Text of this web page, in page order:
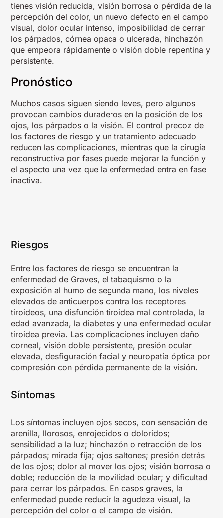
tienes visión reducida, visión borrosa o pérdida de la
percepción del color, un nuevo defecto en el campo
visual, dolor ocular intenso, imposibilidad de cerrar
los párpados, córnea opaca o ulcerada, hinchazón
que empeora rápidamente o visión doble repentina y
persistente.
Pronóstico
Muchos casos siguen siendo leves, pero algunos
provocan cambios duraderos en la posición de los
ojos, los párpados o la visión. El control precoz de
los factores de riesgo y un tratamiento adecuado
reducen las complicaciones, mientras que la cirugía
reconstructiva por fases puede mejorar la función y
el aspecto una vez que la enfermedad entra en fase
inactiva.
Riesgos
Entre los factores de riesgo se encuentran la
enfermedad de Graves, el tabaquismo o la
exposición al humo de segunda mano, los niveles
elevados de anticuerpos contra los receptores
tiroideos, una disfunción tiroidea mal controlada, la
edad avanzada, la diabetes y una enfermedad ocular
tiroidea previa. Las complicaciones incluyen daño
corneal, visión doble persistente, presión ocular
elevada, desfiguración facial y neuropatía óptica por
compresión con pérdida permanente de la visión.
Síntomas
Los síntomas incluyen ojos secos, con sensación de
arenilla, llorosos, enrojecidos o doloridos;
sensibilidad a la luz; hinchazón o retracción de los
párpados; mirada fija; ojos saltones; presión detrás
de los ojos; dolor al mover los ojos; visión borrosa o
doble; reducción de la movilidad ocular; y dificultad
para cerrar los párpados. En casos graves, la
enfermedad puede reducir la agudeza visual, la
percepción del color o el campo de visión.